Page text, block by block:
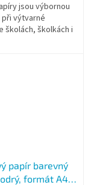
jsou výbornou
výtvarné
školách, školkách i
papír barevný
formát A4,